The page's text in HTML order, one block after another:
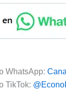
WhatsApp:
TikTok: